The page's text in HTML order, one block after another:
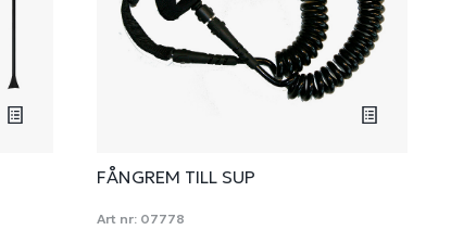
FÅNGREM TILL SUP
Art nr: 07778